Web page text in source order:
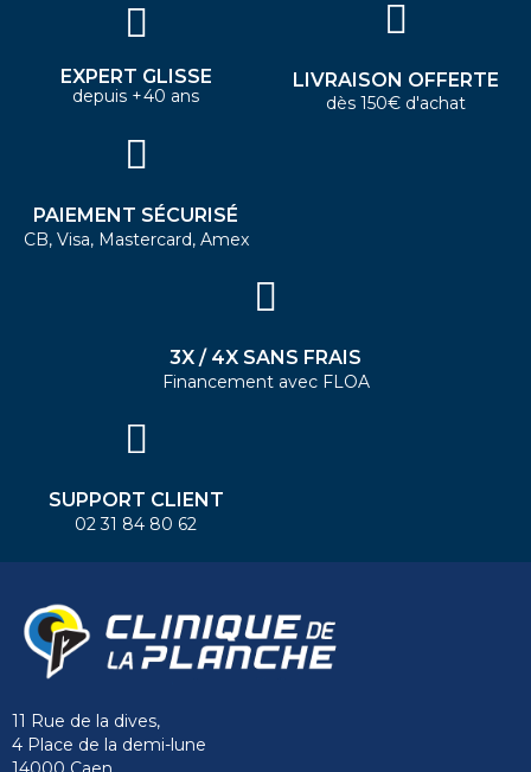
EXPERT GLISSE
depuis +40 ans
LIVRAISON OFFERTE
dès 150€ d'achat
PAIEMENT SÉCURISÉ
CB, Visa, Mastercard, Amex
3X / 4X SANS FRAIS
Financement avec FLOA
SUPPORT CLIENT
02 31 84 80 62
11 Rue de la dives,
4 Place de la demi-lune